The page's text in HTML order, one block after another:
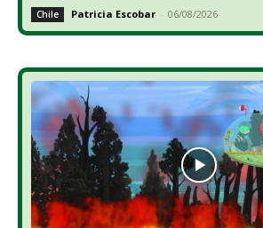
Chile Patricia Escobar - 06/08/2026